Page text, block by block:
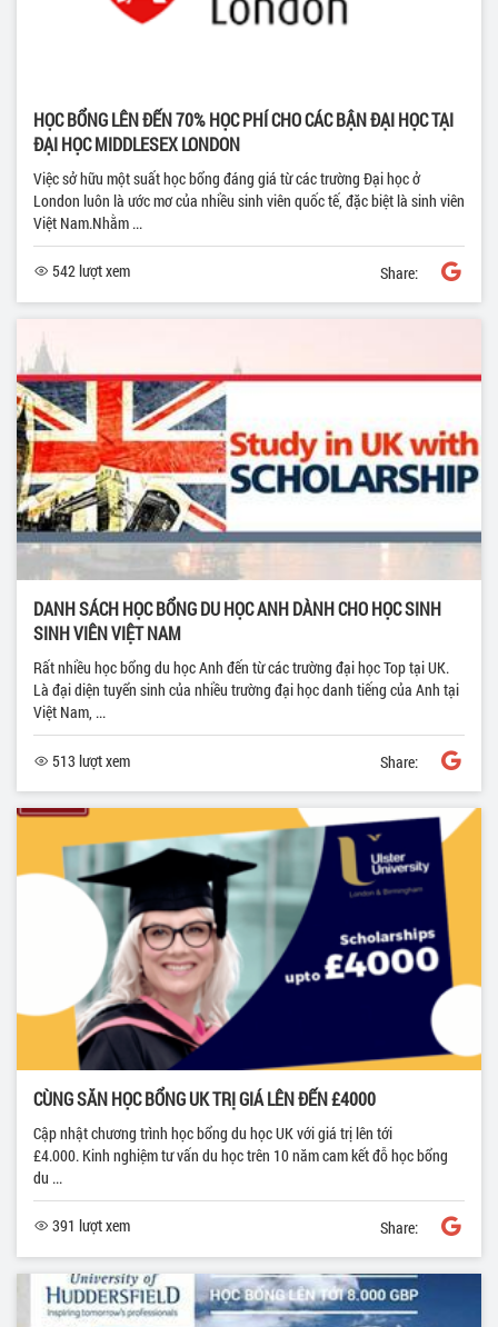
HỌC BỔNG LÊN ĐẾN 70% HỌC PHÍ CHO CÁC BẬN ĐẠI HỌC TẠI
ĐẠI HỌC MIDDLESEX LONDON
Việc sở hữu một suất học bổng đáng giá từ các trường Đại học ở
London luôn là ước mơ của nhiều sinh viên quốc tế, đặc biệt là sinh viên
Việt Nam.Nhằm ...
542 lượt xem Share:
DANH SÁCH HỌC BỔNG DU HỌC ANH DÀNH CHO HỌC SINH
SINH VIÊN VIỆT NAM
Rất nhiều học bổng du học Anh đến từ các trường đại học Top tại UK.
Là đại diện tuyển sinh của nhiều trường đại học danh tiếng của Anh tại
Việt Nam, ...
513 lượt xem Share:
CÙNG SĂN HỌC BỔNG UK TRỊ GIÁ LÊN ĐẾN £4000
Cập nhật chương trình học bổng du học UK với giá trị lên tới
£4.000. Kinh nghiệm tư vấn du học trên 10 năm cam kết đỗ học bổng
du ...
391 lượt xem Share: